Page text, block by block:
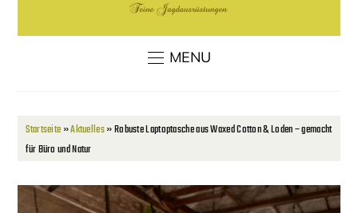
MENU
Startseite»Aktuelles»Robuste Laptoptasche aus Waxed Cotton & Loden – gemacht
für Büro und Natur